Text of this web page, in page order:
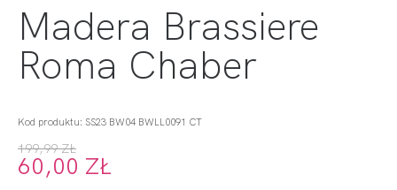
Madera Brassiere
Roma Chaber
Kod produktu: SS23 BW04 BWLL0091 CT
199,99 ZŁ
60,00 ZŁ